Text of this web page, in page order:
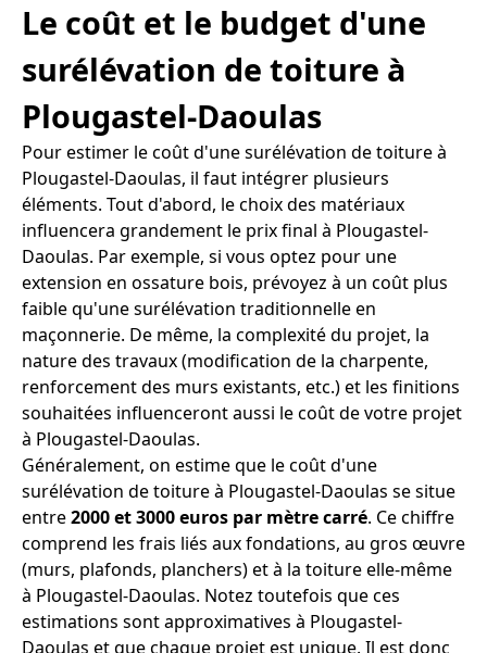
Le coût et le budget d'une
surélévation de toiture à
Plougastel-Daoulas
Pour estimer le coût d'une surélévation de toiture à
Plougastel-Daoulas, il faut intégrer plusieurs
éléments. Tout d'abord, le choix des matériaux
influencera grandement le prix final à Plougastel-
Daoulas. Par exemple, si vous optez pour une
extension en ossature bois, prévoyez à un coût plus
faible qu'une surélévation traditionnelle en
maçonnerie. De même, la complexité du projet, la
nature des travaux (modification de la charpente,
renforcement des murs existants, etc.) et les finitions
souhaitées influenceront aussi le coût de votre projet
à Plougastel-Daoulas.
Généralement, on estime que le coût d'une
surélévation de toiture à Plougastel-Daoulas se situe
entre2000 et 3000 euros par mètre carré. Ce chiffre
comprend les frais liés aux fondations, au gros œuvre
(murs, plafonds, planchers) et à la toiture elle-même
à Plougastel-Daoulas. Notez toutefois que ces
estimations sont approximatives à Plougastel-
Daoulas et que chaque projet est unique. Il est donc